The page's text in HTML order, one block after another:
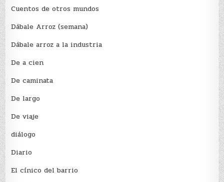
Cuentos de otros mundos
Dábale Arroz (semana)
Dábale arroz a la industria
De a cien
De caminata
De largo
De viaje
diálogo
Diario
El cínico del barrio